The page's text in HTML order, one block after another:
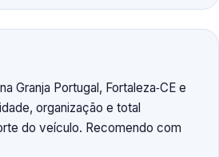
Granja Portugal, Fortaleza‑CE e
organização e total
do veículo. Recomendo com